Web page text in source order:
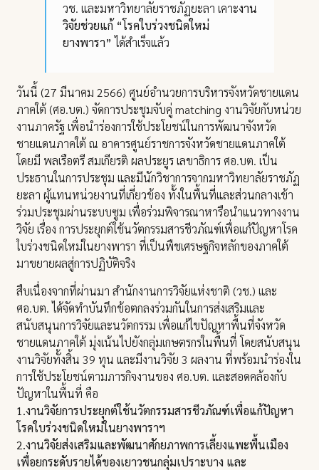
วช. และมหาวิทยาลัยราชภัฏยะลา เคาะงาน
วิจัยช่วยแก้ “โรคใบร่วงชนิดใหม่
ยางพารา”ได้สำเร็จแล้ว
วันนี้ (27 มีนาคม 2566) ศูนย์อำนวยการบริหารจังหวัดชายแดน
ภาคใต้ (ศอ.บต.) จัดการประชุมจับคู่ matching งานวิจัยกับหน่วย
งานภาครัฐ เพื่อนำร่องการใช้ประโยชน์ในการพัฒนาจังหวัด
ชายแดนภาคใต้ ณ อาคารศูนย์ราชการจังหวัดชายแดนภาคใต้
โดยมี พลเรือตรี สมเกียรติ ผลประยูร เลขาธิการ ศอ.บต. เป็น
ประธานในการประชุม และมีนักวิชาการจากมหาวิทยาลัยราชภัฏ
ยะลา ผู้แทนหน่วยงานที่เกี่ยวข้อง ทั้งในพื้นที่และส่วนกลางเข้า
ร่วมประชุมผ่านระบบซูม เพื่อร่วมพิจารณาหารือนำแนวทางงาน
วิจัย เรื่อง การประยุกต์ใช้นวัตกรรมสารชีวภัณฑ์เพื่อแก้ปัญหาโรค
ใบร่วงชนิดใหม่ในยางพารา ที่เป็นพืชเศรษฐกิจหลักของภาคใต้
มาขยายผลสู่การปฏิบัติจริง
สืบเนื่องจากที่ผ่านมา สำนักงานการวิจัยแห่งชาติ (วช.) และ
ศอ.บต. ได้จัดทำบันทึกข้อตกลงร่วมกันในการส่งเสริมและ
สนับสนุนการวิจัยและนวัตกรรม เพื่อแก้ไขปัญหาพื้นที่จังหวัด
ชายแดนภาคใต้ มุ่งเน้นไปยังกลุ่มเกษตรกรในพื้นที่ โดยสนับสนุน
งานวิจัยทั้งสิ้น 39 ทุน และมีงานวิจัย 3 ผลงาน ที่พร้อมนำร่องใน
การใช้ประโยชน์ตามภารกิจงานของ ศอ.บต. และสอดคล้องกับ
ปัญหาในพื้นที่ คือ
1.งานวิจัยการประยุกต์ใช้นวัตกรรมสารชีวภัณฑ์เพื่อแก้ปัญหา
โรคใบร่วงชนิดใหม่ในยางพาราฯ
2.งานวิจัยส่งเสริมและพัฒนาศักยภาพการเลี้ยงแพะพื้นเมือง
เพื่อยกระดับรายได้ของเยาวชนกลุ่มเปราะบาง และ